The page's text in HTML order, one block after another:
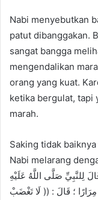
Nabi menyebutkan
patut dibanggakan.
sangat bangga
mengendalikan
orang yang kuat.
ketika bergulat, tapi
marah.
Saking tidak
Nabi melarang
لِلنَّبِيِّ صَلَّى اللَّهُ عَلَيْهِ
؛ قَالَ : (( لَا تَغْضَبْ